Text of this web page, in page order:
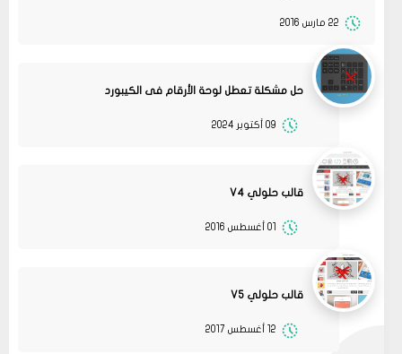
22 مارس 2016
حل مشكلة تعطل لوحة الأرقام فى الكيبورد
09 أكتوبر 2024
قالب حلولي V4
01 أغسطس 2016
قالب حلولي V5
12 أغسطس 2017
02 2022
مشاركة
أو عمل إعادة ضبط المصنع
جرب الطريقتين ممكن تحل المشكله